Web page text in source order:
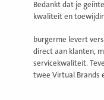
Bedankt dat je
kwaliteit en
burgerme levert
direct aan klanten,
servicekwaliteit.
twee Virtual Brands